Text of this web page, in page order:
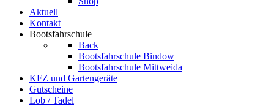
Aktuell
Kontakt
Bootsfahrschule
Back
Bootsfahrschule Bindow
Bootsfahrschule Mittweida
KFZ und Gartengeräte
Gutscheine
Lob / Tadel